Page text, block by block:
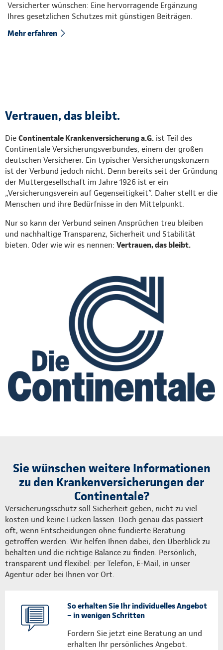
Versicherter wünschen: Eine hervorragende Ergänzung
Ihres gesetzlichen Schutzes mit günstigen Beiträgen.
Mehr erfahren
Vertrauen, das bleibt.
Die Continentale Krankenversicherung a.G. ist Teil des
Continentale Versicherungsverbundes, einem der großen
deutschen Versicherer. Ein typischer Versicherungskonzern
ist der Verbund jedoch nicht. Denn bereits seit der Gründung
der Muttergesellschaft im Jahre 1926 ist er ein
„Versicherungsverein auf Gegenseitigkeit”. Daher stellt er die
Menschen und ihre Bedürfnisse in den Mittelpunkt.
Nur so kann der Verbund seinen Ansprüchen treu bleiben
und nachhaltige Transparenz, Sicherheit und Stabilität
bieten. Oder wie wir es nennen: Vertrauen, das bleibt.
Sie wünschen weitere Informationen
zu den Krankenversicherungen der
Continentale?
Versicherungsschutz soll Sicherheit geben, nicht zu viel
kosten und keine Lücken lassen. Doch genau das passiert
oft, wenn Entscheidungen ohne fundierte Beratung
getroffen werden. Wir helfen Ihnen dabei, den Überblick zu
behalten und die richtige Balance zu finden. Persönlich,
transparent und flexibel: per Telefon, E-Mail, in unser
Agentur oder bei Ihnen vor Ort.
So erhalten Sie Ihr individuelles Angebot
– in wenigen Schritten
Fordern Sie jetzt eine Beratung an und
erhalten Ihr persönliches Angebot.